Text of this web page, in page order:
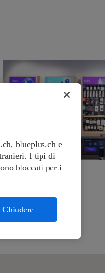
blueplus.ch e
I tipi di
bloccati per i
Chiudere